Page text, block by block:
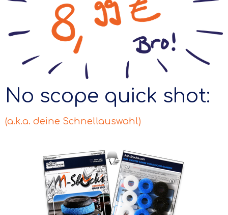
No scope quick shot:
(a.k.a. deine Schnellauswahl)